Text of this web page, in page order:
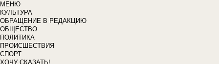
МЕНЮ
КУЛЬТУРА
ОБРАЩЕНИЕ В РЕДАКЦИЮ
ОБЩЕСТВО
ПОЛИТИКА
ПРОИСШЕСТВИЯ
СПОРТ
ХОЧУ СКАЗАТЬ!